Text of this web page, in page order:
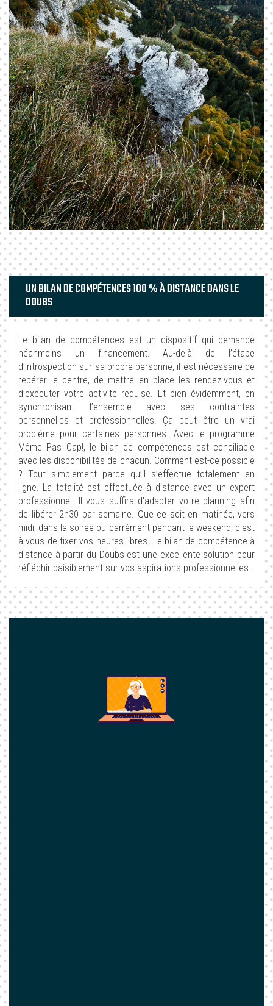
UN BILAN DE COMPÉTENCES 100 % À DISTANCE DANS LE
DOUBS
Le bilan de compétences est un dispositif qui demande
néanmoins un financement. Au-delà de l’étape
d’introspection sur sa propre personne, il est nécessaire de
repérer le centre, de mettre en place les rendez-vous et
d’exécuter votre activité requise. Et bien évidemment, en
synchronisant l’ensemble avec ses contraintes
personnelles et professionnelles. Ça peut être un vrai
problème pour certaines personnes. Avec le programme
Même Pas Cap!, le bilan de compétences est conciliable
avec les disponibilités de chacun. Comment est-ce possible
? Tout simplement parce qu’il s’effectue totalement en
ligne. La totalité est effectuée à distance avec un expert
professionnel. Il vous suffira d'adapter votre planning afin
de libérer 2h30 par semaine. Que ce soit en matinée, vers
midi, dans la soirée ou carrément pendant le weekend, c'est
à vous de fixer vos heures libres. Le bilan de compétence à
distance à partir du Doubs est une excellente solution pour
réfléchir paisiblement sur vos aspirations professionnelles.